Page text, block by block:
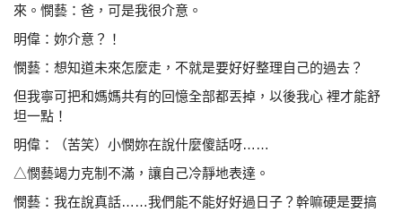
來。憫藝：爸，可是我很介意。
明偉：妳介意？！
憫藝：想知道未來怎麼走，不就是要好好整理自己的過去？
但我寧可把和媽媽共有的回憶全部都丟掉，以後我心 裡才能舒
坦一點！
明偉：（苦笑）小憫妳在說什麼傻話呀……
△憫藝竭力克制不滿，讓自己冷靜地表達。
憫藝：我在說真話……我們能不能好好過日子？幹嘛硬是要搞